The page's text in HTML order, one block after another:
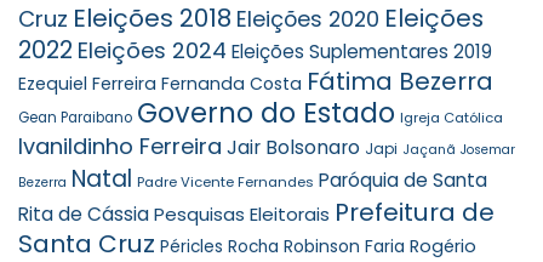
Cruz Eleições 2018 Eleições 2020 Eleições
2022 Eleições 2024 Eleições Suplementares 2019
Ezequiel Ferreira Fernanda Costa Fátima Bezerra
Gean Paraibano Governo do Estado Igreja Católica
Ivanildinho Ferreira Jair Bolsonaro Japi Jaçanã Josemar
Bezerra Natal Padre Vicente Fernandes Paróquia de Santa
Rita de CássiaPesquisas Eleitorais Prefeitura de
Santa Cruz Péricles Rocha Robinson Faria Rogério